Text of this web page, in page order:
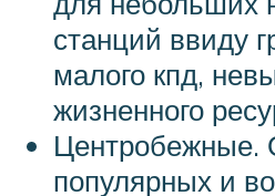
станций ввиду
малого кпд,
жизненного
Центробежные.
популярных и